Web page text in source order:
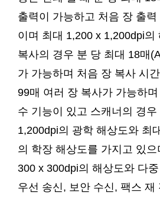
출력이 가능하고 처음 장 출
이며 최대 1,200 x 1,200dpi의
복사의 경우 분 당 최대 18매
가 가능하며 처음 장 복사 시
99매 여러 장 복사가 가능하
수 기능이 있고 스캐너의 경
1,200dpi의 광학 해상도와 최
의 학장 해상도를 가지고 있으
300 x 300dpi의 해상도와 다
우선 송신, 보안 수신, 팩스 재